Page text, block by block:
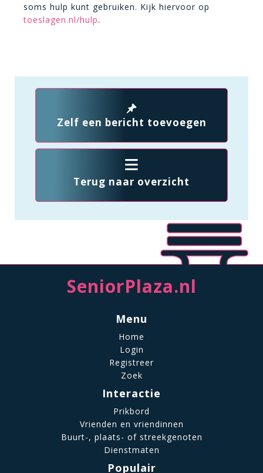
soms hulp kunt gebruiken. Kijk hiervoor op
toeslagen.nl/hulp.
Zelf een bericht toevoegen
Terug naar overzicht
SeniorPlaza.nl
Menu
Home
Login
Registreer
Zoek
Interactie
Prikbord
Vrienden en vriendinnen
Buurt-, plaats- of streekgenoten
Dienstmaten
Populair